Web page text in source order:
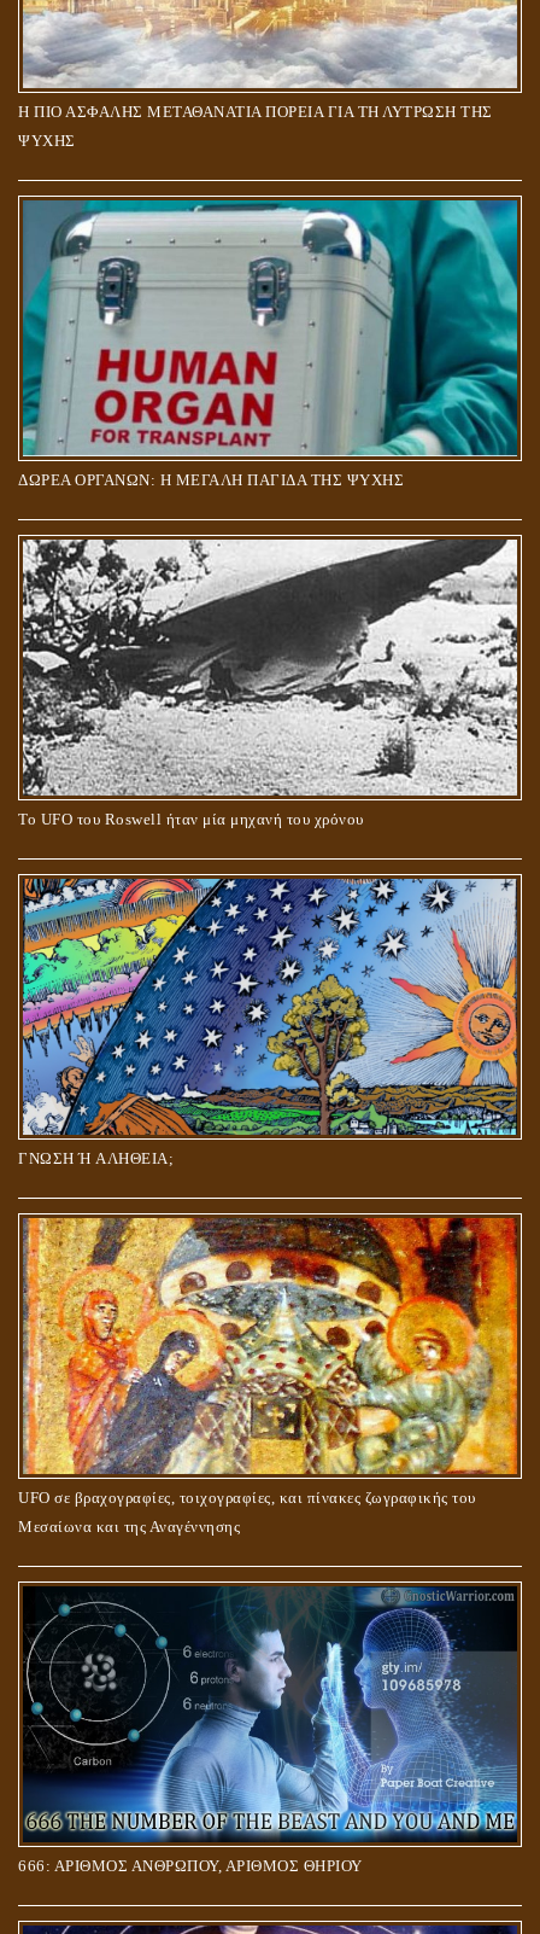
Η ΠΙΟ ΑΣΦΑΛΗΣ ΜΕΤΑΘΑΝΑΤΙΑ ΠΟΡΕΙΑ ΓΙΑ ΤΗ ΛΥΤΡΩΣΗ ΤΗΣ
ΨΥΧΗΣ
ΔΩΡΕΑ ΟΡΓΑΝΩΝ: Η ΜΕΓΑΛΗ ΠΑΓΙΔΑ ΤΗΣ ΨΥΧΗΣ
Το UFO του Roswell ήταν μία μηχανή του χρόνου
ΓΝΩΣΗ Ή ΑΛΗΘΕΙΑ;
UFO σε βραχογραφίες, τοιχογραφίες, και πίνακες ζωγραφικής του
Μεσαίωνα και της Αναγέννησης
666: ΑΡΙΘΜΟΣ ΑΝΘΡΩΠΟΥ, ΑΡΙΘΜΟΣ ΘΗΡΙΟΥ